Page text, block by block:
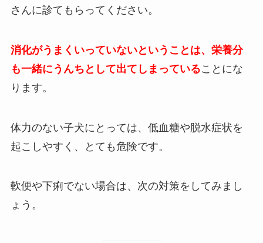
さんに診てもらってください。
消化がうまくいっていないということは、栄養分
も一緒にうんちとして出てしまっていることにな
ります。
体力のない子犬にとっては、低血糖や脱水症状を
起こしやすく、とても危険です。
軟便や下痢でない場合は、次の対策をしてみまし
ょう。